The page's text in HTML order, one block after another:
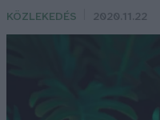
KÖZLEKEDÉS 2020.11.22